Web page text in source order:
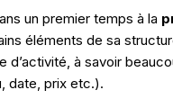
un premier temps à la
éléments de sa
d’activité, à savoir
date, prix etc.).